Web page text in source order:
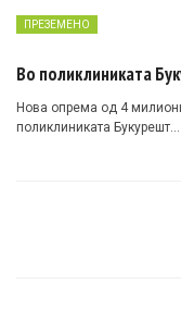
ПРЕЗЕМЕНО
Во поликлиниката
Hова опрема од 4
поликлиниката Букурешт…